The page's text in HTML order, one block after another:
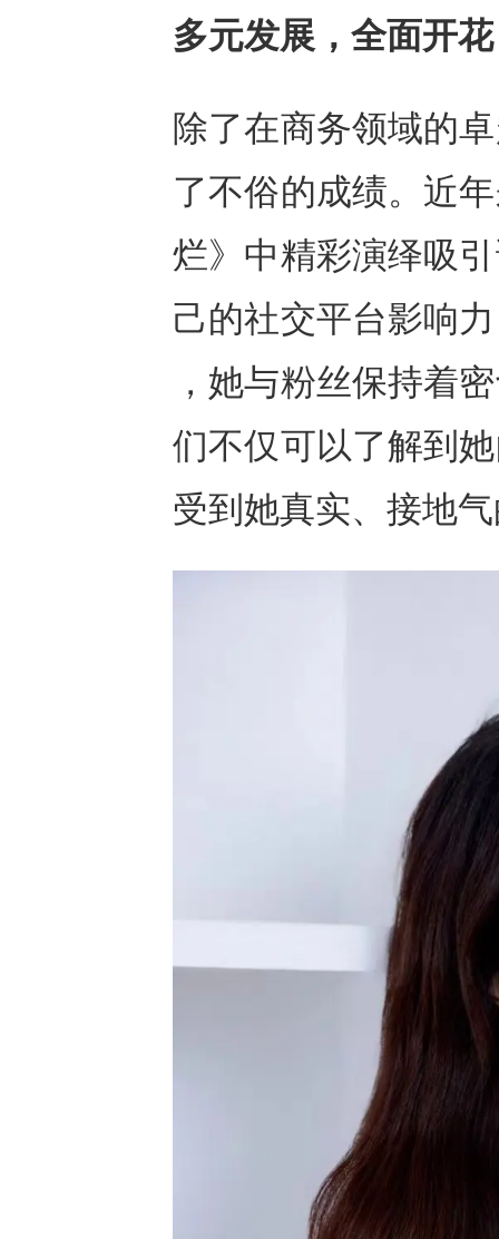
多元发展，全面开花
除了在商务领域的
了不俗的成绩。近
烂》中精彩演绎吸
己的社交平台影响
，她与粉丝保持着
们不仅可以了解到
受到她真实、接地